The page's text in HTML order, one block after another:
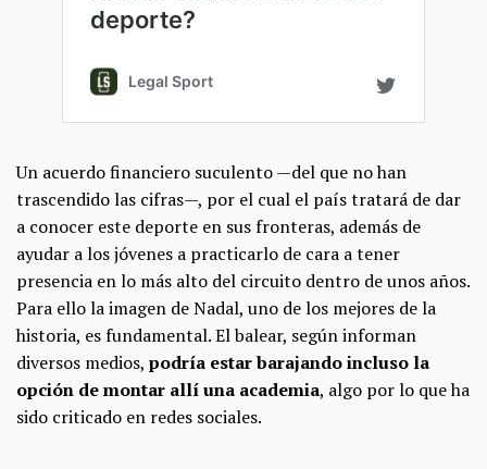
Un acuerdo financiero suculento —del que no han
trascendido las cifras—, por el cual el país tratará de dar
a conocer este deporte en sus fronteras, además de
ayudar a los jóvenes a practicarlo de cara a tener
presencia en lo más alto del circuito dentro de unos años.
Para ello la imagen de Nadal, uno de los mejores de la
historia, es fundamental. El balear, según informan
diversos medios, podría estar barajando incluso la
opción de montar allí una academia, algo por lo que ha
sido criticado en redes sociales.